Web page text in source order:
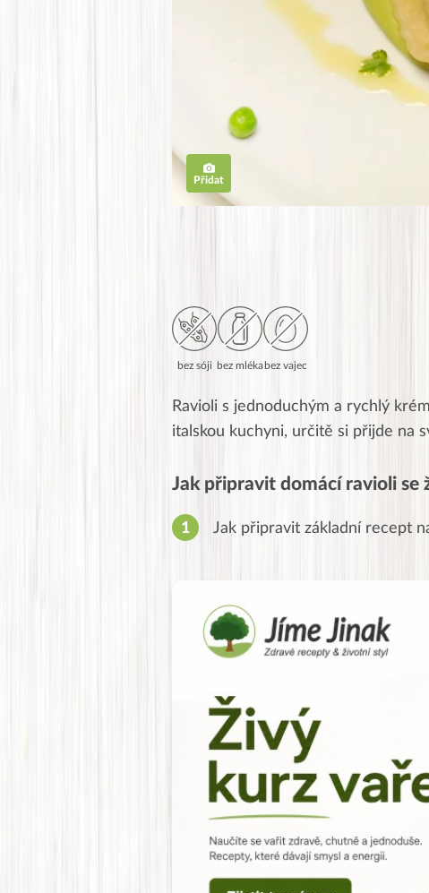
Přidat
bez sóji bez mlékabez vajec
Ravioli s jednoduchým a rychlý
italskou kuchyni, určitě si přijde na
Jak připravit domácí ravioli se
Jak připravit základní recept